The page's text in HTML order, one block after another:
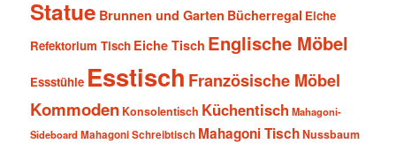
Statue Brunnen und Garten Bücherregal Eiche
Refektorium Tisch Eiche Tisch Englische Möbel
Essstühle Esstisch Französische Möbel
Kommoden Konsolentisch Küchentisch Mahagoni-
SideboardMahagoni Schreibtisch Mahagoni TischNussbaum